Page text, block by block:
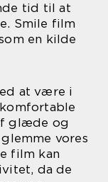
tid til at
Smile film
en kilde
at være i
glæde og
vores
film kan
da de